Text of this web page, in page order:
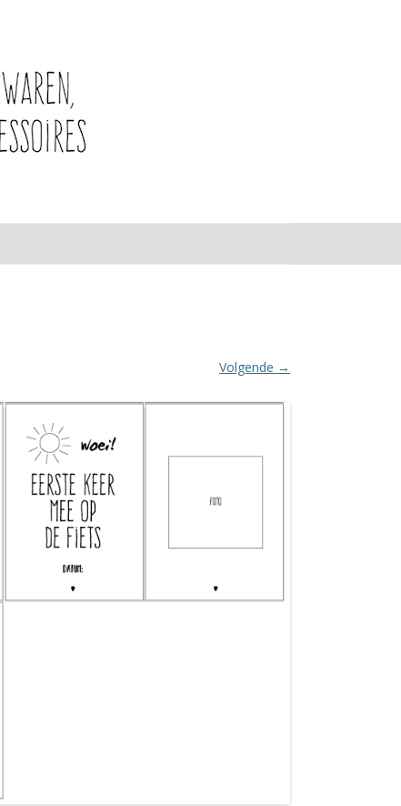
Volgende →